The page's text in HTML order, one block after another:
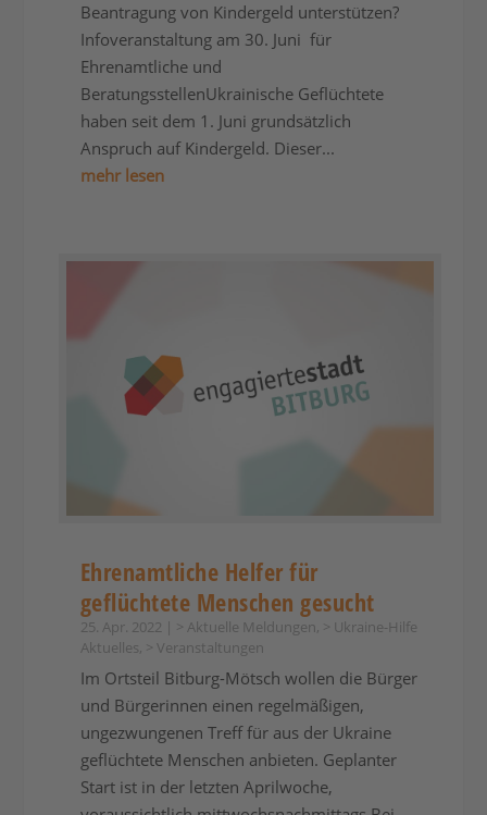
Beantragung von Kindergeld unterstützen?
Infoveranstaltung am 30. Juni für
Ehrenamtliche und
BeratungsstellenUkrainische Geflüchtete
haben seit dem 1. Juni grundsätzlich
Anspruch auf Kindergeld. Dieser...
mehr lesen
Ehrenamtliche Helfer für
geflüchtete Menschen gesucht
25. Apr. 2022 | > Aktuelle Meldungen, > Ukraine-Hilfe
Aktuelles, > Veranstaltungen
Im Ortsteil Bitburg-Mötsch wollen die Bürger
und Bürgerinnen einen regelmäßigen,
ungezwungenen Treff für aus der Ukraine
geflüchtete Menschen anbieten. Geplanter
Start ist in der letzten Aprilwoche,